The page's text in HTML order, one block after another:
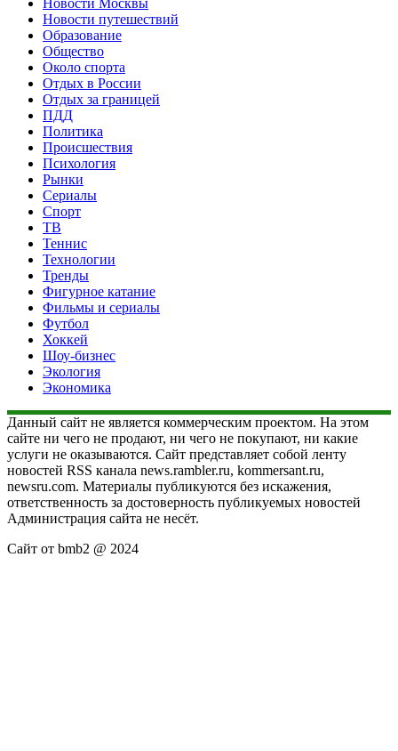
Новости путешествий
Образование
Общество
Около спорта
Отдых в России
Отдых за границей
ПДД
Политика
Происшествия
Психология
Рынки
Сериалы
Спорт
ТВ
Теннис
Технологии
Тренды
Фигурное катание
Фильмы и сериалы
Футбол
Хоккей
Шоу-бизнес
Экология
Экономика
Данный сайт не является коммерческим проектом. На этом
сайте ни чего не продают, ни чего не покупают, ни какие
услуги не оказываются. Сайт представляет собой ленту
новостей RSS канала news.rambler.ru, kommersant.ru,
newsru.com. Материалы публикуются без искажения,
ответственность за достоверность публикуемых новостей
Администрация сайта не несёт.
Сайт от bmb2 @ 2024